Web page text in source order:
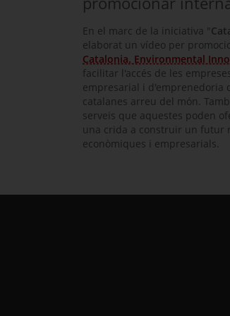
En el marc de la iniciativa "
elaborat un vídeo per
Catalonia. Environmental
facilitar l'accés de les
empresarial i d'emprenedoria
catalanes arreu del món.
serveis que aquestes poden
una crida a construir un futur
econòmiques i empresarials.